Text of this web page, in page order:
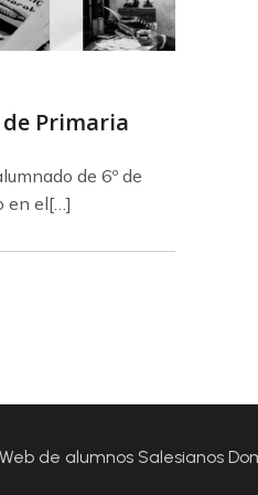
Primaria
de 6º de
en el[…]
de alumnos Salesianos